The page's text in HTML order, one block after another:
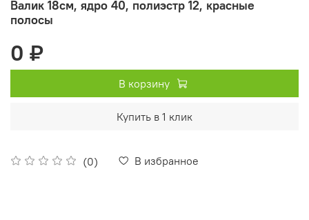
Валик 18см, ядро 40, полиэстр 12, красные
полосы
(0) В избранное
0 ₽
В корзину
Купить в 1 клик